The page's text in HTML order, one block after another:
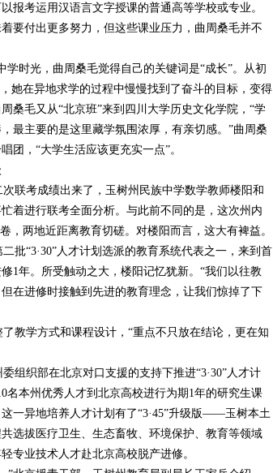
报考运用汉语言文字授课的普通高等学校或专业。
要付出更多努力，但这些课业压力，曲周桑毛并不
时光，曲周桑毛觉得自己的关键词是“成长”。从初
她在异地求学的过程中慢慢找到了奋斗的目标，变得
桑毛又从“北京班”来到四川大学历史文化学院，“学
最主要的是这里藏学氛围浓厚，有亲切感。”曲周桑
团，“大学生活应该更充实一点”。
联考成绩出来了，玉树州民族中学数学教师楼阳和
着进行联考全面分析。与此前不同的是，这次州内
，两地近距离教育切磋。对楼阳而言，这大有裨益。
批“3·30”人才计划选派的教育系统代表之一，来到首
1年。所受触动之大，楼阳记忆犹新。“我们以往教
在进修时接触到先进的教育理念，让我们惊掉了下
教学方式和课程设计，“重点不只放在结论，更在知
组织部在北京对口支援的支持下推进“3·30”人才计
名本州优秀人才到北京高校进行为期1年的研究生课
一异地培养人才计划有了“3·45”升级版——玉树本土
选拔医疗卫生、生态畜牧、环境保护、教育等领域
专业技术人才赴北京高校脱产进修。